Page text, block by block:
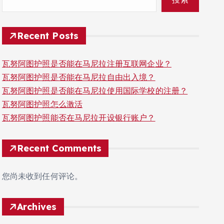
Recent Posts
瓦努阿图护照是否能在马尼拉注册互联网企业？
瓦努阿图护照是否能在马尼拉自由出入境？
瓦努阿图护照是否能在马尼拉使用国际学校的注册？
瓦努阿图护照怎么激活
瓦努阿图护照能否在马尼拉开设银行账户？
Recent Comments
您尚未收到任何评论。
Archives